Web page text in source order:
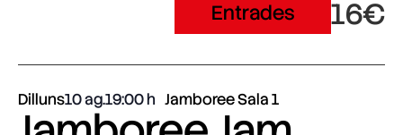
Entrades 16€
Dilluns10 ag.19:00 Jamboree Sala 1